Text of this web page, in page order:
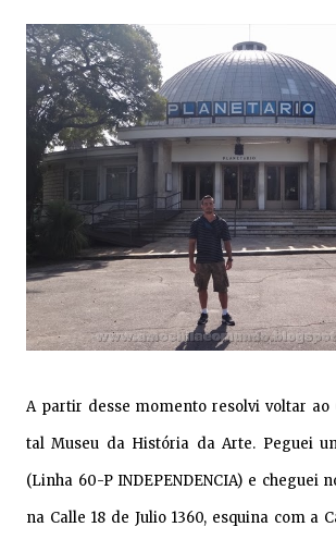
A partir desse momento resolvi voltar ao
tal Museu da História da Arte. Peguei
(Linha 60-P INDEPENDENCIA) e cheguei
na Calle 18 de Julio 1360, esquina com a